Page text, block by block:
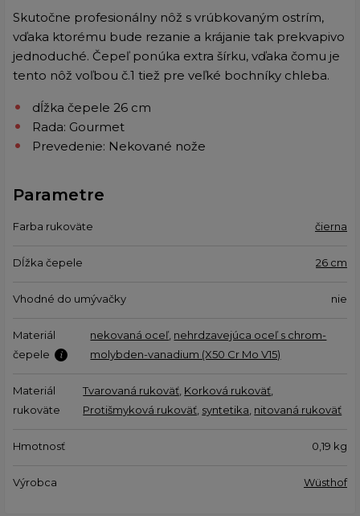
Skutočne profesionálny nôž s vrúbkovaným ostrím,
vďaka ktorému bude rezanie a krájanie tak prekvapivo
jednoduché. Čepeľ ponúka extra šírku, vďaka čomu je
tento nôž voľbou č.1 tiež pre veľké bochníky chleba.
dĺžka čepele 26 cm
Rada: Gourmet
Prevedenie: Nekované nože
Parametre
Farba rukoväte čierna
Dĺžka čepele 26 cm
Vhodné do umývačky nie
Materiál
čepele
nekovaná oceľ nehrdzavejúca oceľ s chrom-
molybden-vanadium (X50 Cr Mo V15)
Materiál
rukoväte
Tvarovaná rukoväť Korková rukoväť
Protišmyková rukoväť syntetika nitovaná rukoväť
Hmotnosť 0,19 kg
Výrobca Wüsthof